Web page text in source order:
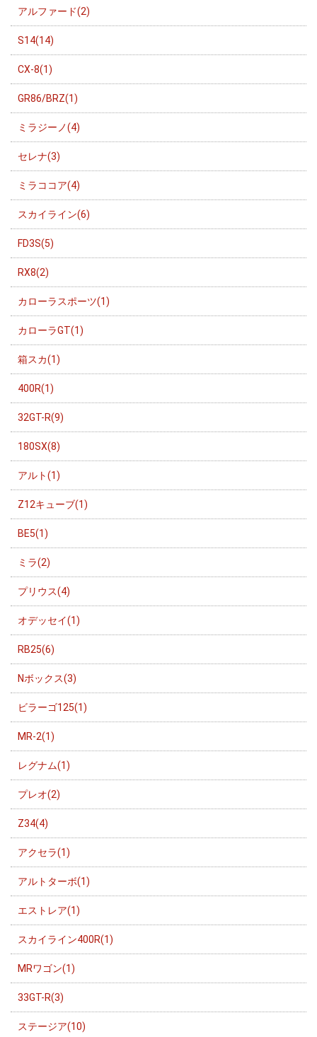
アルファード(2)
S14(14)
CX-8(1)
GR86/BRZ(1)
ミラジーノ(4)
セレナ(3)
ミラココア(4)
スカイライン(6)
FD3S(5)
RX8(2)
カローラスポーツ(1)
カローラGT(1)
箱スカ(1)
400R(1)
32GT-R(9)
180SX(8)
アルト(1)
Z12キューブ(1)
BE5(1)
ミラ(2)
プリウス(4)
オデッセイ(1)
RB25(6)
Nボックス(3)
ビラーゴ125(1)
MR-2(1)
レグナム(1)
プレオ(2)
Z34(4)
アクセラ(1)
アルトターボ(1)
エストレア(1)
スカイライン400R(1)
MRワゴン(1)
33GT-R(3)
ステージア(10)